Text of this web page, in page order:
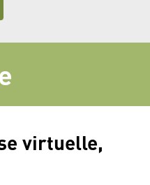
virtuelle,